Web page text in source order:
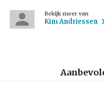
Bekijk meer van
Kim Andriessen